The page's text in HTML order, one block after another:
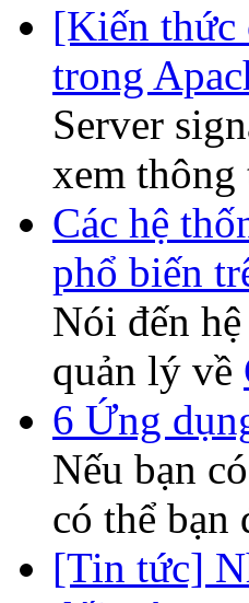
[Kiến thức
trong
Server
xem thông
Các hệ
phổ biến
Nói đến
quản lý về
6 Ứng
Nếu bạn
có thể bạn
[Tin tức]